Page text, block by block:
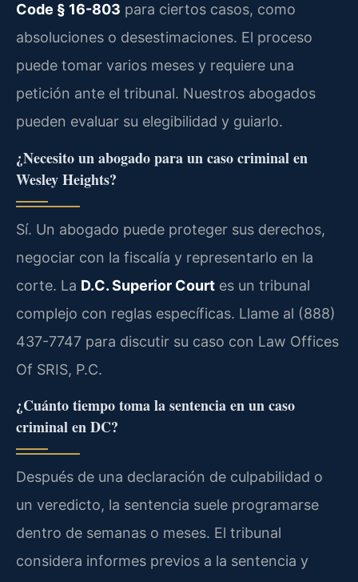
Code § 16-803 para ciertos casos, como
absoluciones o desestimaciones. El proceso
puede tomar varios meses y requiere una
petición ante el tribunal. Nuestros abogados
pueden evaluar su elegibilidad y guiarlo.
¿Necesito un abogado para un caso criminal en
Wesley Heights?
Sí. Un abogado puede proteger sus derechos,
negociar con la fiscalía y representarlo en la
corte. La D.C. Superior Court es un tribunal
complejo con reglas específicas. Llame al (888)
437-7747 para discutir su caso con Law Offices
Of SRIS, P.C.
¿Cuánto tiempo toma la sentencia en un caso
criminal en DC?
Después de una declaración de culpabilidad o
un veredicto, la sentencia suele programarse
dentro de semanas o meses. El tribunal
considera informes previos a la sentencia y